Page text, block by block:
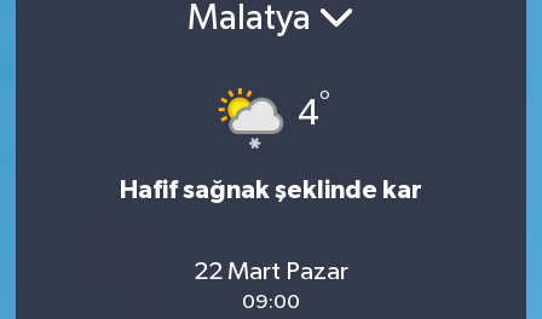
Malatya
4°
Hafif sağnak şeklinde kar
22 Mart Pazar
09:00